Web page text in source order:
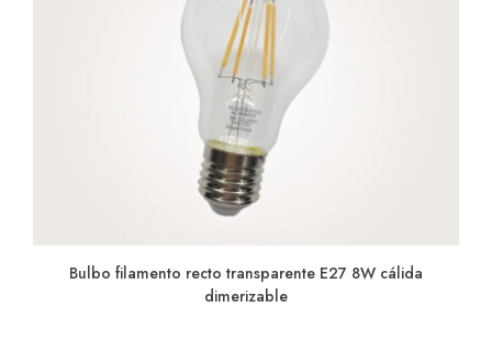
Bulbo filamento recto transparente E27 8W cálida
dimerizable